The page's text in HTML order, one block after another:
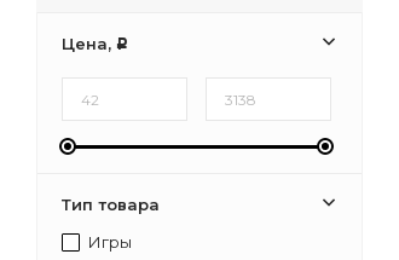
Цена, Р
Тип товара
Игры